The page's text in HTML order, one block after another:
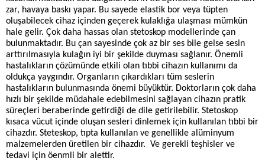
zar, havaya baskı yapar. Bu sayede elastik bor veya tüpten
oluşabilecek cihaz içinden geçerek kulaklığa ulaşması mümkün
hale gelir. Çok daha hassas olan stetoskop modellerinde çan
bulunmaktadır. Bu çan sayesinde çok az bir ses bile gelse sesin
arttırılmasıyla kulağın iyi bir şekilde duyması sağlanır. Önemli
hastalıkların çözümünde etkili olan tıbbi cihazın kullanımı da
oldukça yaygındır. Organların çıkardıkları tüm seslerin
hastalıkların bulunmasında önemi büyüktür. Doktorların çok daha
hızlı bir şekilde müdahale edebilmesini sağlayan cihazın pratik
süreçleri beraberinde getirdiği de dile getirilebilir. Stetoskop
kısaca vücut içinde oluşan sesleri dinlemek için kullanılan tıbbi bir
cihazdır. Steteskop, tıpta kullanılan ve genellikle alüminyum
malzemelerden üretilen bir cihazdır. Ve gerekli teşhisler ve
tedavi için öenmli bir alettir.